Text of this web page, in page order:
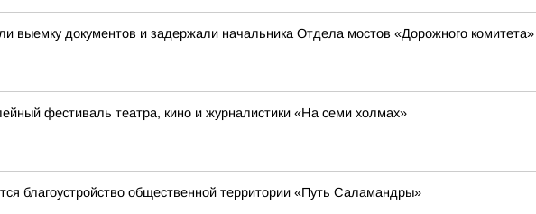
выемку документов и задержали начальника Отдела мостов «Дорожного
фестиваль театра, кино и журналистики «На семи холмах»
благоустройство общественной территории «Путь Саламандры»